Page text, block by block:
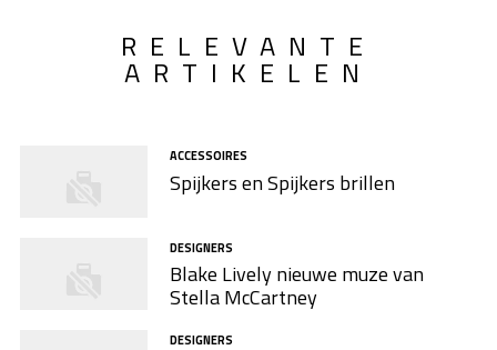
RELEVANTE
ARTIKELEN
ACCESSOIRES
Spijkers en Spijkers brillen
DESIGNERS
Blake Lively nieuwe muze van
Stella McCartney
DESIGNERS